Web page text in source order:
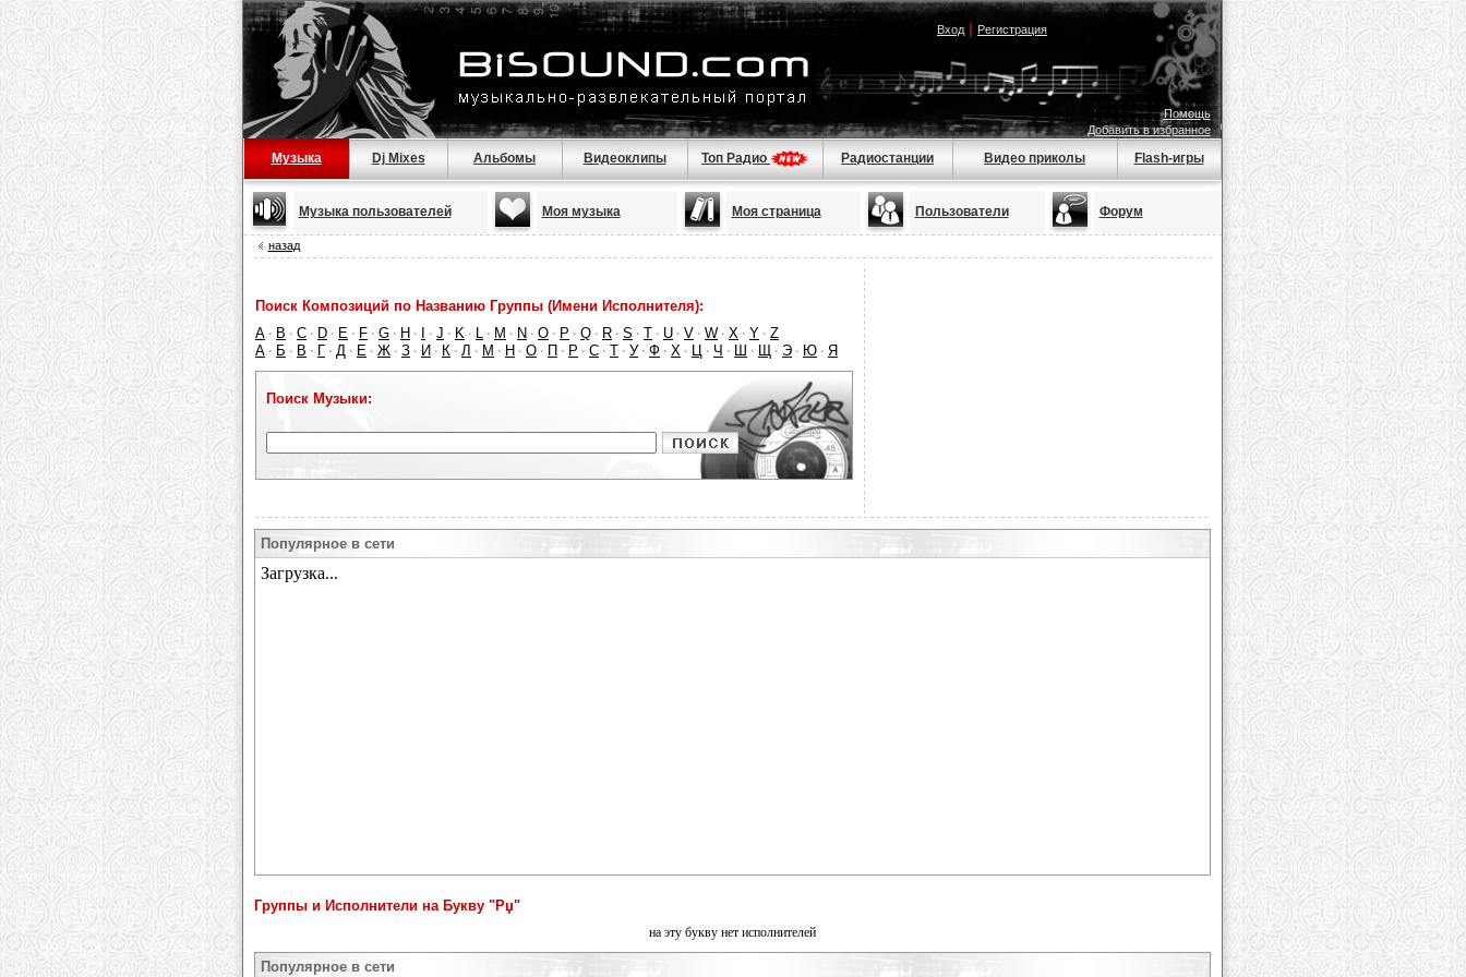
Вход| Регистрация
Помощь
Добавить в избранное
Музыка Dj Mixes Альбомы Видеоклипы Топ Радио Радиостанции Видео приколы Flash-игры
Музыка пользователей Моя музыка Моя страница Пользователи Форум
назад
Поиск Композиций по Названию Группы (Имени Исполнителя):
A · B · C · D · E · F · G · H · · J · K · L · M · N · O · P · Q · R · S · T · U · V · W · X · Y · Z
А · Б · В · Г · Д · Е · Ж · З · И · К · Л · М · Н · О · П · Р · С · Т · У · Ф · Х · Ц · Ч · Ш · Щ · Э · Ю · Я
Поиск Музыки:
Популярное в сети
Группы и Исполнители на Букву "Рџ"
на эту букву нет исполнителей
Популярное в сети